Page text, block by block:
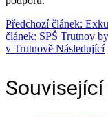
Předchozí článek:
článek: SPŠ Trutnov
v Trutnově Následující